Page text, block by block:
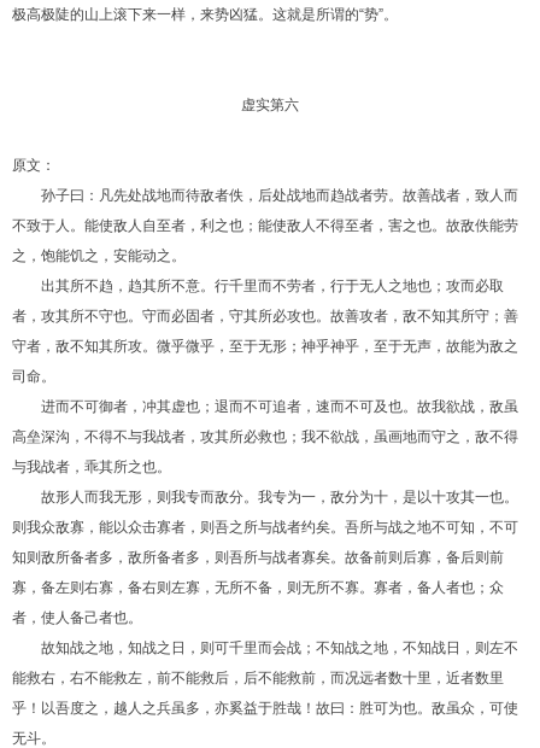
极高极陡的山上滚下来一样，来势凶猛。这就是所谓的“势”。
虚实第六
原文：
孙子曰：凡先处战地而待敌者佚，后处战地而趋战者劳。故善战者，致人而
不致于人。能使敌人自至者，利之也；能使敌人不得至者，害之也。故敌佚能劳
之，饱能饥之，安能动之。
出其所不趋，趋其所不意。行千里而不劳者，行于无人之地也；攻而必取
者，攻其所不守也。守而必固者，守其所必攻也。故善攻者，敌不知其所守；善
守者，敌不知其所攻。微乎微乎，至于无形；神乎神乎，至于无声，故能为敌之
司命。
进而不可御者，冲其虚也；退而不可追者，速而不可及也。故我欲战，敌虽
高垒深沟，不得不与我战者，攻其所必救也；我不欲战，虽画地而守之，敌不得
与我战者，乖其所之也。
故形人而我无形，则我专而敌分。我专为一，敌分为十，是以十攻其一也。
则我众敌寡，能以众击寡者，则吾之所与战者约矣。吾所与战之地不可知，不可
知则敌所备者多，敌所备者多，则吾所与战者寡矣。故备前则后寡，备后则前
寡，备左则右寡，备右则左寡，无所不备，则无所不寡。寡者，备人者也；众
者，使人备己者也。
故知战之地，知战之日，则可千里而会战；不知战之地，不知战日，则左不
能救右，右不能救左，前不能救后，后不能救前，而况远者数十里，近者数里
乎！以吾度之，越人之兵虽多，亦奚益于胜哉！故曰：胜可为也。敌虽众，可使
无斗。